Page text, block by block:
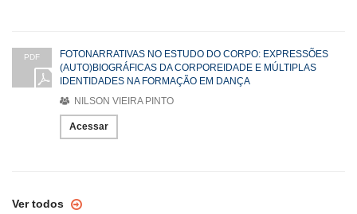
PDF
FOTONARRATIVAS NO ESTUDO DO CORPO: EXPRESSÕES
(AUTO)BIOGRÁFICAS DA CORPOREIDADE E MÚLTIPLAS
IDENTIDADES NA FORMAÇÃO EM DANÇA
NILSON VIEIRA PINTO
Acessar
Ver todos